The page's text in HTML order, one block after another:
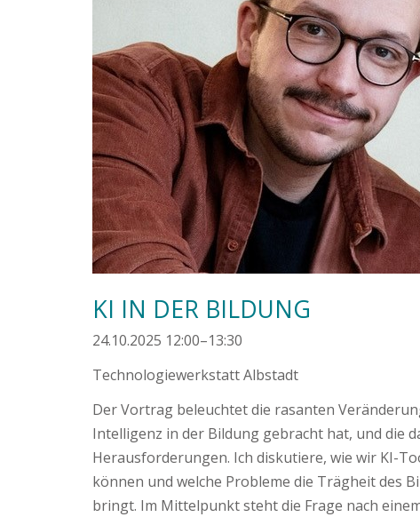
KI IN DER BILDUNG
24.10.2025 12:00–13:30
Technologiewerkstatt Albstadt
Der Vortrag beleuchtet die rasanten
Intelligenz in der Bildung gebracht hat, und die
Herausforderungen. Ich diskutiere, wie wir KI-
können und welche Probleme die Trägheit des
bringt. Im Mittelpunkt steht die Frage nach